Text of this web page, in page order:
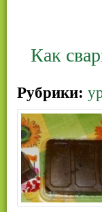
Как
Рубрики: